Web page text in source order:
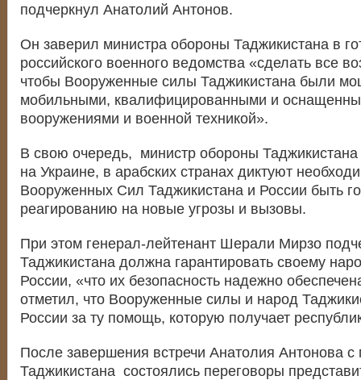
подчеркнул Анатолий Антонов.
Он заверил министра обороны Таджикистана в
российского военного ведомства «сделать все
чтобы Вооруженные силы Таджикистана были
мобильными, квалифицированными и
вооружениями и военной техникой».
В свою очередь, министр обороны Таджикистана
на Украине, в арабских странах диктуют
Вооруженных Сил Таджикистана и России быть
реагированию на новые угрозы и вызовы.
При этом генерал-лейтенант Шерали Мирзо
Таджикистана должна гарантировать своему
России, «что их безопасность надежно
отметил, что Вооруженные силы и народ
России за ту помощь, которую получает
После завершения встречи Анатолия Антонова
Таджикистана состоялись переговоры